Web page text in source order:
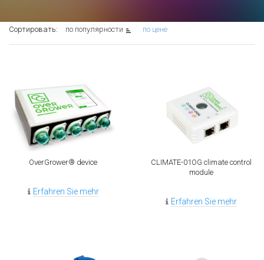
Сортировать: по популярности по цене
OverGrower® device
Erfahren Sie mehr
CLIMATE-01OG climate control
module
Erfahren Sie mehr